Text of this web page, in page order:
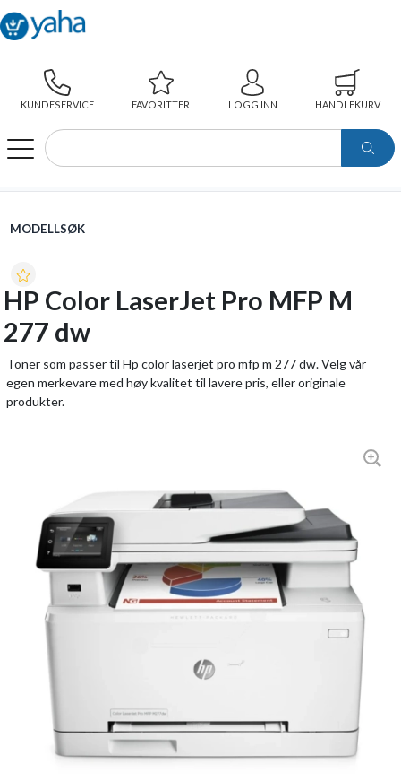
KUNDESERVICE FAVORITTER LOGG INN HANDLEKURV
WEBSHOP
MODELLSØK
HP Color LaserJet Pro MFP M
277 dw
Toner som passer til Hp color laserjet pro mfp m 277 dw. Velg vår
egen merkevare med høy kvalitet til lavere pris, eller originale
produkter.